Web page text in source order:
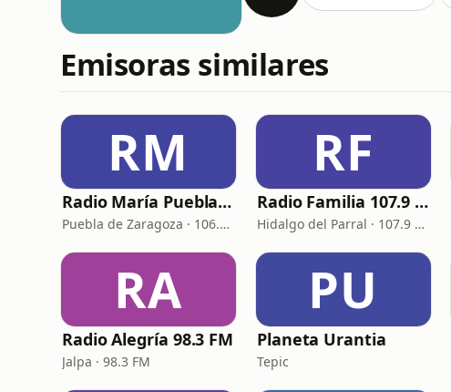
Emisoras similares
RM
Radio María Puebla de Zaragoza
Puebla de Zaragoza · 106.7 FM
RF
Radio Familia 107.9 FM
Hidalgo del Parral · 107.9 FM
RA
Radio Alegría 98.3 FM
Jalpa · 98.3 FM
PU
Planeta Urantia
Tepic